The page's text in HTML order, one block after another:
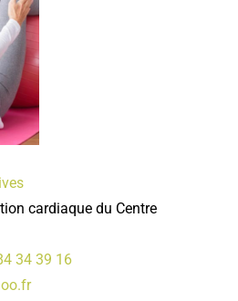
cardiaque du Centre
34 39 16